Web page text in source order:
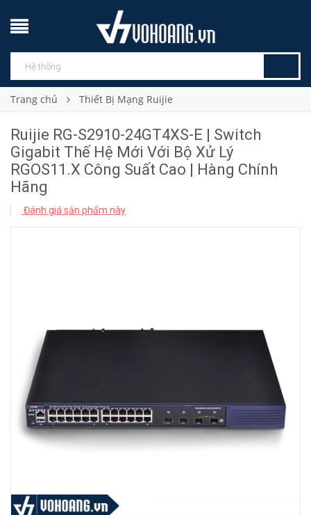
Trang chủ Thiết Bị Mạng Ruijie
Ruijie RG-S2910-24GT4XS-E | Switch
Gigabit Thế Hệ Mới Với Bộ Xử Lý
RGOS11.X Công Suất Cao | Hàng Chính
Hãng
Đánh giá sản phẩm này